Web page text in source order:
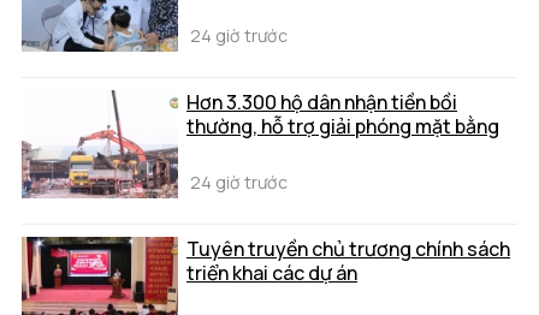
24 giờ trước
Hơn 3.300 hộ dân nhận tiền bồi
thường, hỗ trợ giải phóng mặt bằng
24 giờ trước
Tuyên truyền chủ trương chính sách
triển khai các dự án